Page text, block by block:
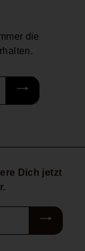
die
Dich jetzt